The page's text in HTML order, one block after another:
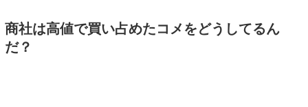
商社は高値で買い占めたコメをどうしてるん
だ？